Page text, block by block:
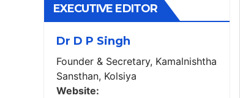
EXECUTIVE EDITOR
Dr D P Singh
Founder & Secretary, Kamalnishtha
Sansthan, Kolsiya
Website: